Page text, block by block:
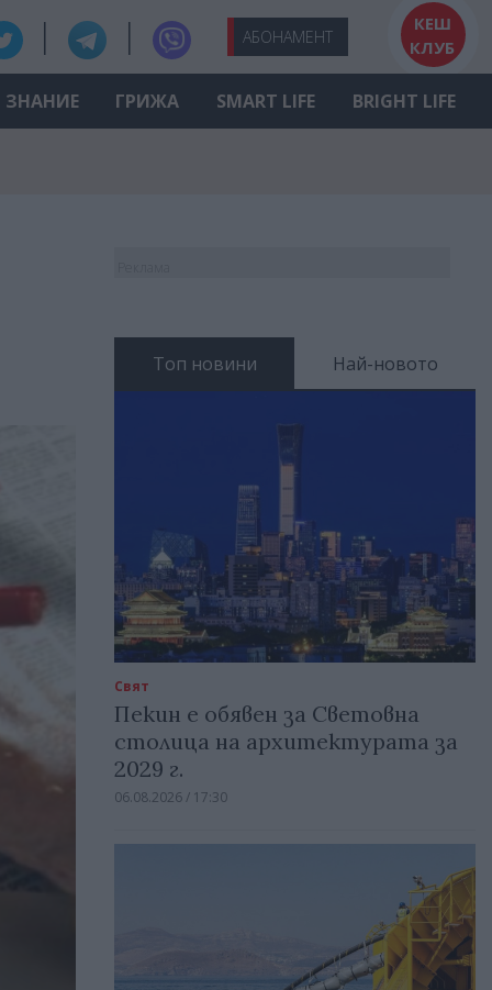
АБОНАМЕНТ
КЕШ
КЛУБ
ЗНАНИЕ ГРИЖА SMART LIFE BRIGHT LIFE
Топ новини Най-новото
Свят
Пекин е обявен за Световна
столица на архитектурата за
2029 г.
06.08.2026 / 17:30